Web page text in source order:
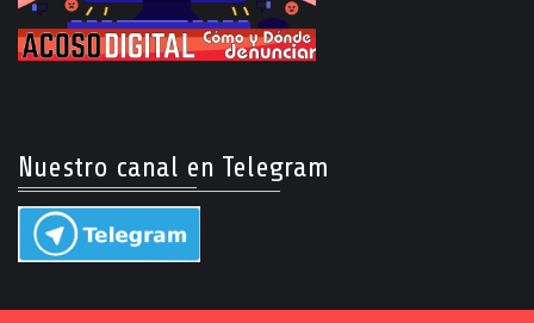
Nuestro canal en Telegram